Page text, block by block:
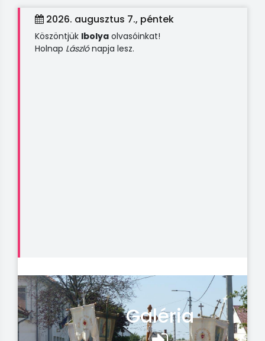
2026. augusztus 7., péntek
Köszöntjük Ibolya olvasóinkat!
Holnap Lászlónapja lesz.
Galéria